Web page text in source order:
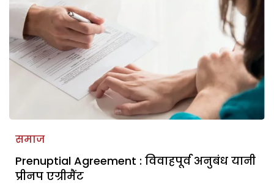
समाज
Prenuptial Agreement : विवाहपूर्व अनुबंध यानी
प्रीनप एग्रीमैंट